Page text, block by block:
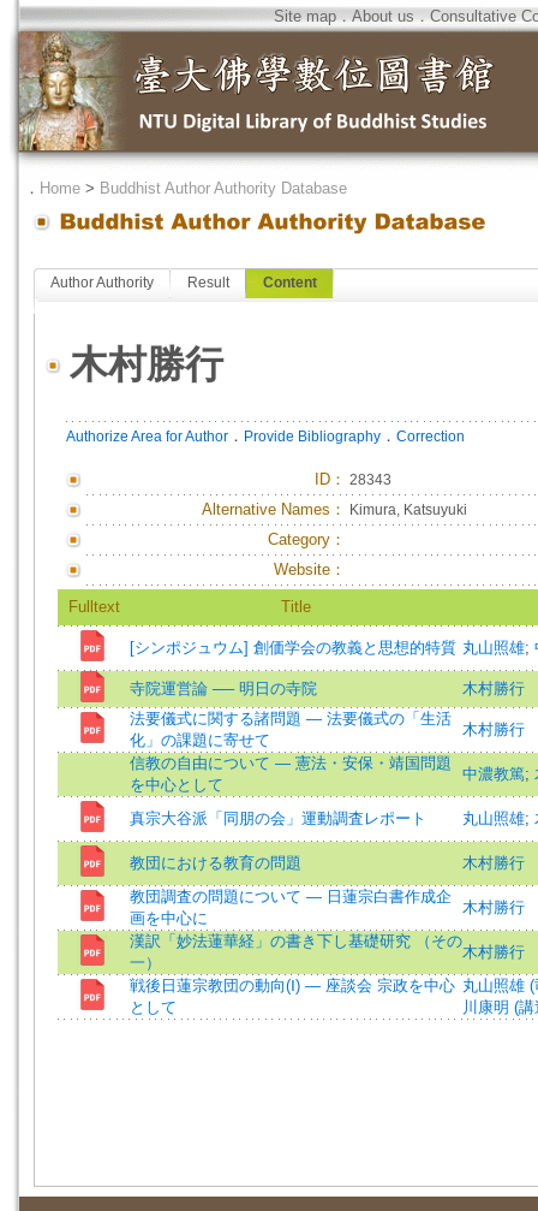
Site map．About us．Consultative
． Home > Buddhist Author Authority Database
Author Authority Result Content
木村勝行
Authorize Area for Author ． Provide Bibliography ． Correction
ID ： 28343
Alternative Names： Kimura, Katsuyuki
Category：
Website：
Fulltext Title
[シンポジュウム] 創価学会の教義と思想的特質 丸山照雄;
寺院運営論 ── 明日の寺院
木村勝行
法要儀式に関する諸問題 — 法要儀式の「生活
化」の課題に寄せて
木村勝行
信教の自由について — 憲法・安保・靖国問題
を中心として
中濃教篤;
真宗大谷派「同朋の会」運動調査レポート 丸山照雄;
教団における教育の問題
木村勝行
教団調査の問題について — 日蓮宗白書作成企
画を中心に
木村勝行
漢訳「妙法蓮華経」の書き下し基礎研究 （その
一）
木村勝行
戦後日蓮宗教団の動向(Ⅰ) — 座談会 宗政を中心
として
丸山照雄 (
川康明 (講